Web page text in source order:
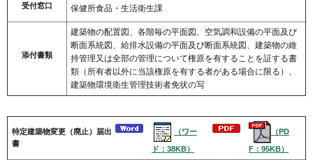
受付窓口 保健所食品・生活衛生課
添付書類
建築物の配置図、各階毎の平面図、空気調和設備の平面及び
断面系統図、給排水設備の平面及び断面系統図、建築物の維
持管理又は全部の管理について権原を有することを証する書
類（所有者以外に当該権原を有する者がある場合に限る）、
建築物環境衛生管理技術者免状の写
特定建築物変更（廃止）届出
書
（ワー
ド：38KB）
（PD
F：95KB）